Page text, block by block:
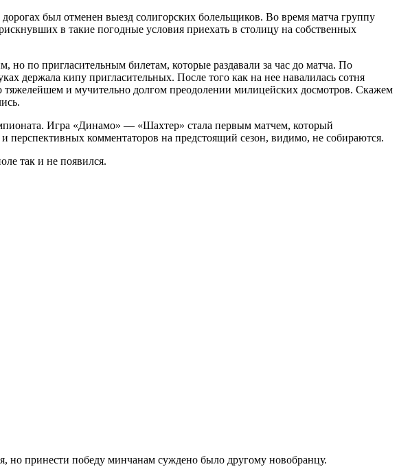
был отменен выезд солигорских болельщиков. Во время матча группу
в такие погодные условия приехать в столицу на собственных
по пригласительным билетам, которые раздавали за час до матча. По
держала кипу пригласительных. После того как на нее навалилась сотня
и мучительно долгом преодолении милицейских досмотров. Скажем
Игра «Динамо» — «Шахтер» стала первым матчем, который
комментаторов на предстоящий сезон, видимо, не собираются.
так и не появился.
но принести победу минчанам суждено было другому новобранцу.